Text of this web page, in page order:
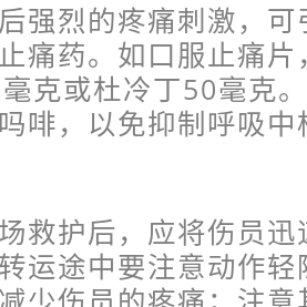
强烈的疼痛刺激，
痛药。如口服止痛
克或杜冷丁50毫克
啡，以免抑制呼吸中
救护后，应将伤员
运途中要注意动作